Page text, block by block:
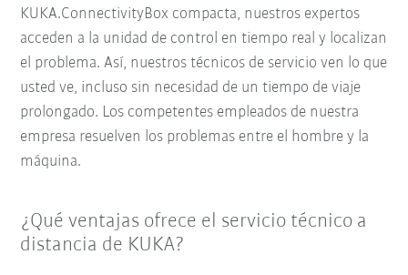
KUKA.ConnectivityBox compacta, nuestros expertos
acceden a la unidad de control en tiempo real y localizan
el problema. Así, nuestros técnicos de servicio ven lo que
usted ve, incluso sin necesidad de un tiempo de viaje
prolongado. Los competentes empleados de nuestra
empresa resuelven los problemas entre el hombre y la
máquina.
¿Qué ventajas ofrece el servicio técnico a
distancia de KUKA?